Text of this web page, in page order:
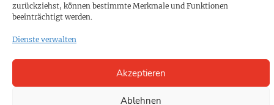
zurückziehst, können bestimmte Merkmale und Funktionen
beeinträchtigt werden.
Dienste verwalten
Akzeptieren
Ablehnen
SPENDEN
Datenschutz